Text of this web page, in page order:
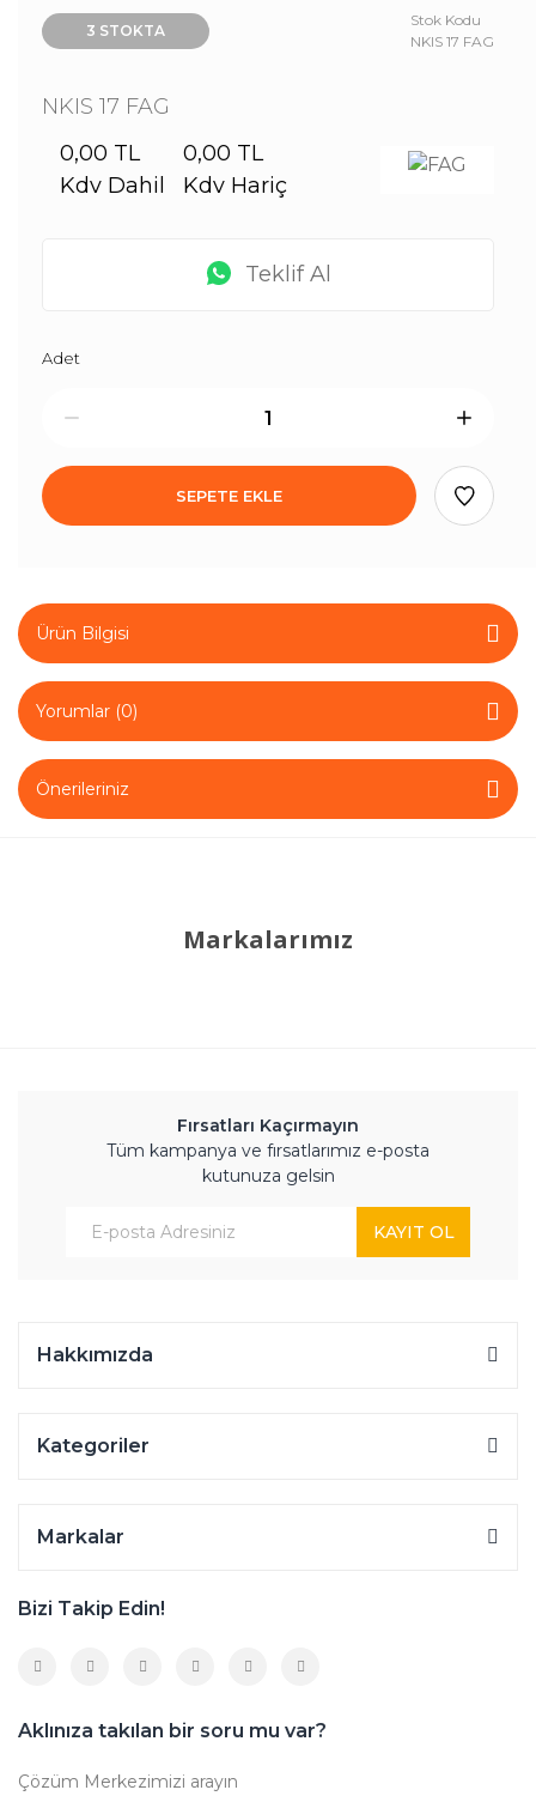
3 STOKTA
Stok Kodu
NKIS 17 FAG
NKIS 17 FAG
0,00 TL
Kdv Dahil
0,00 TL
Kdv Hariç
Teklif Al
Adet
SEPETE EKLE
Ürün Bilgisi
Yorumlar (0)
Önerileriniz
Markalarımız
Fırsatları Kaçırmayın
Tüm kampanya ve fırsatlarımız e-posta
kutunuza gelsin
KAYIT OL
Hakkımızda
Kategoriler
Markalar
Bizi Takip Edin!
Aklınıza takılan bir soru mu var?
Çözüm Merkezimizi arayın